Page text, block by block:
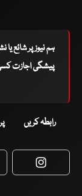
ہم نیوز پر شائع
پیشگی اجازت
رابطہ کریں